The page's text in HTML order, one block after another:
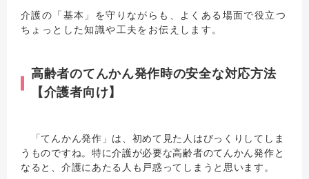
介護の「基本」を守りながらも、よくある場面で役立つ
ちょっとした知識や工夫をお伝えします。
高齢者のてんかん発作時の安全な対応方法
【介護者向け】
「てんかん発作」は、初めて見た人はびっくりしてしま
うものですね。特に介護が必要な高齢者のてんかん発作と
なると、介護にあたる人も戸惑ってしまうと思います。